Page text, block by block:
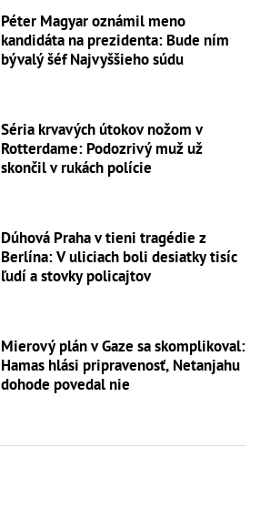
Péter Magyar oznámil meno
kandidáta na prezidenta: Bude ním
bývalý šéf Najvyššieho súdu
Séria krvavých útokov nožom v
Rotterdame: Podozrivý muž už
skončil v rukách polície
Dúhová Praha v tieni tragédie z
Berlína: V uliciach boli desiatky tisíc
ľudí a stovky policajtov
Mierový plán v Gaze sa skomplikoval:
Hamas hlási pripravenosť, Netanjahu
dohode povedal nie